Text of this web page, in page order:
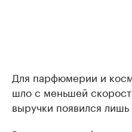
Для парфюмерии и
шло с меньшей
выручки появился лишь